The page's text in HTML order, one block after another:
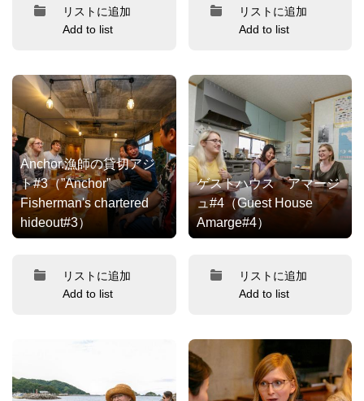
リストに追加
Add to list
リストに追加
Add to list
Anchor.漁師の貸切アジ
ト#3（”Anchor”
Fisherman's chartered
hideout#3）
リストに追加
Add to list
ゲストハウス アマージ
ュ#4（Guest House
Amarge#4）
リストに追加
Add to list